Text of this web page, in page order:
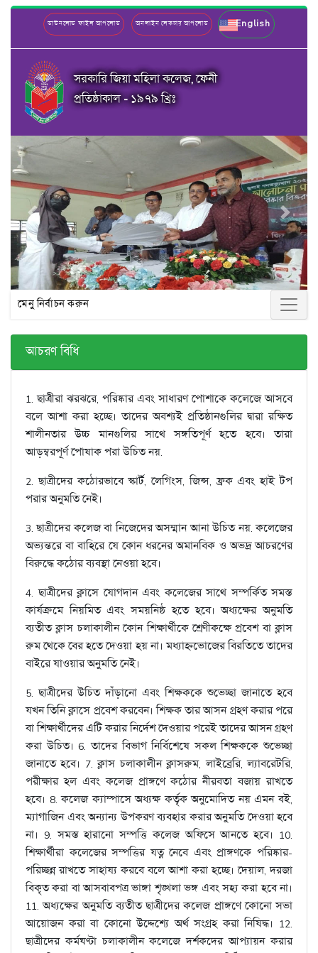
ডাউনলোড ফাইল আপলোড অনলাইন লেকচার আপলোড English
সরকারি জিয়া মহিলা কলেজ, ফেনী
প্রতিষ্ঠাকাল - ১৯৭৯ খ্রিঃ
Previous Next
মেনু নির্বাচন করুন
আচরণ বিধি
1. ছাত্রীরা ঝরঝরে, পরিষ্কার এবং সাধারণ পোশাকে কলেজে আসবে
বলে আশা করা হচ্ছে। তাদের অবশ্যই প্রতিষ্ঠানগুলির দ্বারা রক্ষিত
শালীনতার উচ্চ মানগুলির সাথে সঙ্গতিপূর্ণ হতে হবে। তারা
আড়ম্বরপূর্ণ পোষাক পরা উচিত নয়.
2. ছাত্রীদের কঠোরভাবে স্কার্ট, লেগিংস, জিন্স, ফ্রক এবং হাই টপ
পরার অনুমতি নেই।
3. ছাত্রীদের কলেজ বা নিজেদের অসম্মান আনা উচিত নয়. কলেজের
অভ্যন্তরে বা বাহিরে যে কোন ধরনের অমানবিক ও অভদ্র আচরণের
বিরুদ্ধে কঠোর ব্যবস্থা নেওয়া হবে।
4. ছাত্রীদের ক্লাসে যোগদান এবং কলেজের সাথে সম্পর্কিত সমস্ত
কার্যক্রমে নিয়মিত এবং সময়নিষ্ঠ হতে হবে। অধ্যক্ষের অনুমতি
ব্যতীত ক্লাস চলাকালীন কোন শিক্ষার্থীকে শ্রেণীকক্ষে প্রবেশ বা ক্লাস
রুম থেকে বের হতে দেওয়া হয় না। মধ্যাহ্নভোজের বিরতিতে তাদের
বাইরে যাওয়ার অনুমতি নেই।
5. ছাত্রীদের উচিত দাঁড়ানো এবং শিক্ষককে শুভেচ্ছা জানাতে হবে
যখন তিনি ক্লাসে প্রবেশ করবেন। শিক্ষক তার আসন গ্রহণ করার পরে
বা শিক্ষার্থীদের এটি করার নির্দেশ দেওয়ার পরেই তাদের আসন গ্রহণ
করা উচিত। 6. তাদের বিভাগ নির্বিশেষে সকল শিক্ষককে শুভেচ্ছা
জানাতে হবে। 7. ক্লাস চলাকালীন ক্লাসরুম, লাইব্রেরি, ল্যাবরেটরি,
পরীক্ষার হল এবং কলেজ প্রাঙ্গণে কঠোর নীরবতা বজায় রাখতে
হবে। 8. কলেজ ক্যাম্পাসে অধ্যক্ষ কর্তৃক অনুমোদিত নয় এমন বই,
ম্যাগাজিন এবং অন্যান্য উপকরণ ব্যবহার করার অনুমতি দেওয়া হবে
না। 9. সমস্ত হারানো সম্পত্তি কলেজ অফিসে আনতে হবে। 10.
শিক্ষার্থীরা কলেজের সম্পত্তির যত্ন নেবে এবং প্রাঙ্গণকে পরিষ্কার-
পরিচ্ছন্ন রাখতে সাহায্য করবে বলে আশা করা হচ্ছে। দেয়াল, দরজা
বিকৃত করা বা আসবাবপত্র ভাঙ্গা শৃঙ্খলা ভঙ্গ এবং সহ্য করা হবে না।
11. অধ্যক্ষের অনুমতি ব্যতীত ছাত্রীদের কলেজ প্রাঙ্গণে কোনো সভা
আয়োজন করা বা কোনো উদ্দেশ্যে অর্থ সংগ্রহ করা নিষিদ্ধ। 12.
ছাত্রীদের কর্মঘণ্টা চলাকালীন কলেজে দর্শকদের আপ্যায়ন করার